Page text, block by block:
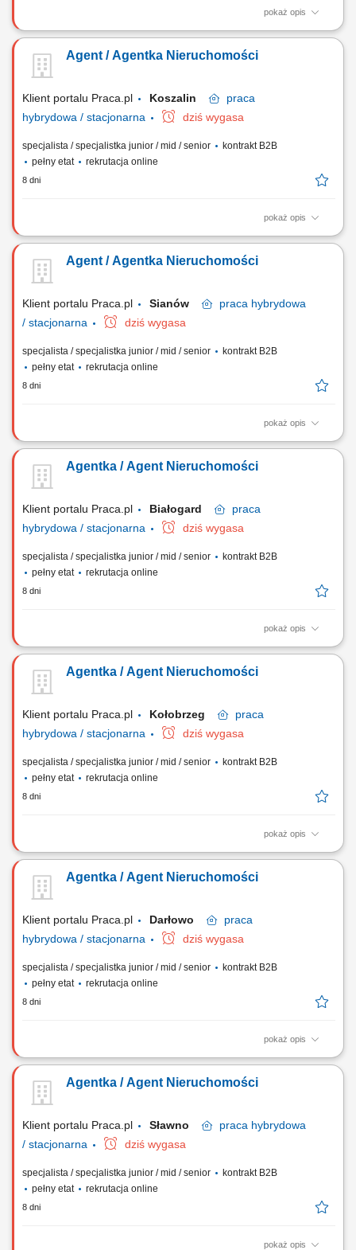
pokaż opis
Co otrzymasz jako agent nieruchomości REMAX? wiedzę, która da Ci
wyłączność europejskie certyfikowane szkolenia podstawowe, dzięki
którym będziesz profesjonalnym, skutecznym agentem nieruchomości
Agent / Agentka Nieruchomości
Klient portalu Praca.pl Koszalin
praca
hybrydowa / stacjonarna
dziś wygasa
specjalista / specjalistka junior / mid / senior
kontrakt B2B
pełny etat
rekrutacja online
8 dni
pokaż opis
Samodzielne prowadzenie sprzedaży i wynajmu nieruchomości.
klientów. Kompleksowa obsługa transakcji – od pierwszego kontaktu do
finalizacji umowy. Budowanie własnej marki osobistej na lokalnym
Agent / Agentka Nieruchomości
Klient portalu Praca.pl Sianów praca hybrydowa
/ stacjonarna
dziś wygasa
specjalista / specjalistka junior / mid / senior
kontrakt B2B
pełny etat
rekrutacja online
8 dni
pokaż opis
Samodzielne prowadzenie sprzedaży i wynajmu nieruchomości.
klientów. Kompleksowa obsługa transakcji – od pierwszego kontaktu do
finalizacji umowy. Budowanie własnej marki osobistej na lokalnym
Agentka / Agent Nieruchomości
Klient portalu Praca.pl Białogard
praca
hybrydowa / stacjonarna
dziś wygasa
specjalista / specjalistka junior / mid / senior
kontrakt B2B
pełny etat
rekrutacja online
8 dni
pokaż opis
Gotowość do prowadzenia działalności gospodarczej. Samodzielność i
odpowiedzialność. Nastawienie na realizację celów i rozwój zawodowy.
Systematyczność i zaangażowanie. Mile widziane doświadczenie w
Agentka / Agent Nieruchomości
Klient portalu Praca.pl Kołobrzeg
praca
hybrydowa / stacjonarna
dziś wygasa
specjalista / specjalistka junior / mid / senior
kontrakt B2B
pełny etat
rekrutacja online
8 dni
pokaż opis
Gotowość do prowadzenia działalności gospodarczej. Samodzielność i
odpowiedzialność. Nastawienie na realizację celów i rozwój zawodowy.
Systematyczność i zaangażowanie. Mile widziane doświadczenie w
Agentka / Agent Nieruchomości
Klient portalu Praca.pl Darłowo
praca
hybrydowa / stacjonarna
dziś wygasa
specjalista / specjalistka junior / mid / senior
kontrakt B2B
pełny etat
rekrutacja online
8 dni
pokaż opis
Gotowość do prowadzenia działalności gospodarczej. Samodzielność i
odpowiedzialność. Nastawienie na realizację celów i rozwój zawodowy.
Systematyczność i zaangażowanie. Mile widziane doświadczenie w
Agentka / Agent Nieruchomości
Klient portalu Praca.pl Sławno praca hybrydowa
/ stacjonarna
dziś wygasa
specjalista / specjalistka junior / mid / senior
kontrakt B2B
pełny etat
rekrutacja online
8 dni
pokaż opis